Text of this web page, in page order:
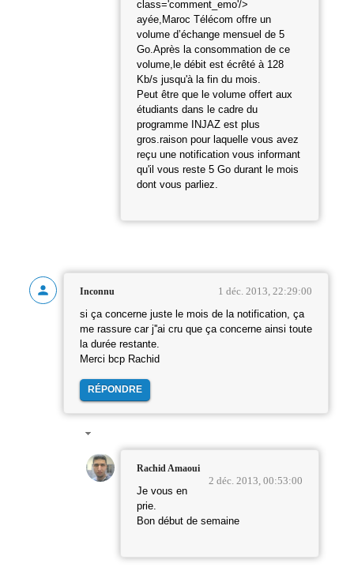
ayée,Maroc Télécom offre un
volume d’échange mensuel de 5
Go.Après la consommation de ce
volume,le débit est écrêté à 128
Kb/s jusqu'à la fin du mois.
Peut être que le volume offert aux
étudiants dans le cadre du
programme INJAZ est plus
gros.raison pour laquelle vous avez
reçu une notification vous informant
qu'il vous reste 5 Go durant le mois
dont vous parliez.
Inconnu 1 déc. 2013, 22:29:00
si ça concerne juste le mois de la notification, ça
me rassure car j''ai cru que ça concerne ainsi toute
la durée restante.
Merci bcp Rachid
RÉPONDRE
Rachid Amaoui
2 déc. 2013, 00:53:00
Je vous en
prie.
Bon début de semaine